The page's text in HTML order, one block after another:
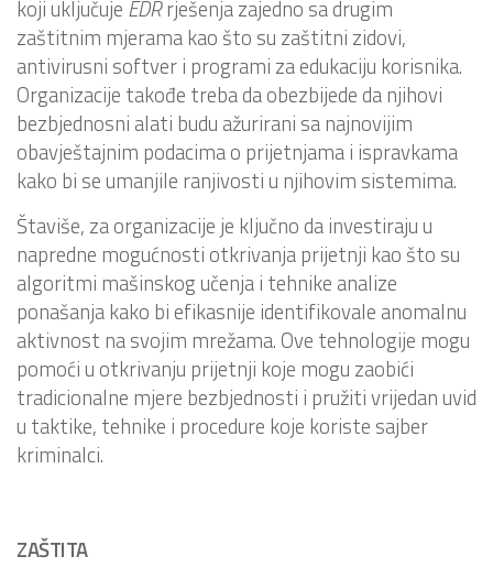
koji uključuje EDRrješenja zajedno sa drugim
zaštitnim mjerama kao što su zaštitni zidovi,
antivirusni softver i programi za edukaciju korisnika.
Organizacije takođe treba da obezbijede da njihovi
bezbjednosni alati budu ažurirani sa najnovijim
obavještajnim podacima o prijetnjama i ispravkama
kako bi se umanjile ranjivosti u njihovim sistemima.
Štaviše, za organizacije je ključno da investiraju u
napredne mogućnosti otkrivanja prijetnji kao što su
algoritmi mašinskog učenja i tehnike analize
ponašanja kako bi efikasnije identifikovale anomalnu
aktivnost na svojim mrežama. Ove tehnologije mogu
pomoći u otkrivanju prijetnji koje mogu zaobići
tradicionalne mjere bezbjednosti i pružiti vrijedan uvid
u taktike, tehnike i procedure koje koriste sajber
kriminalci.
ZAŠTITA